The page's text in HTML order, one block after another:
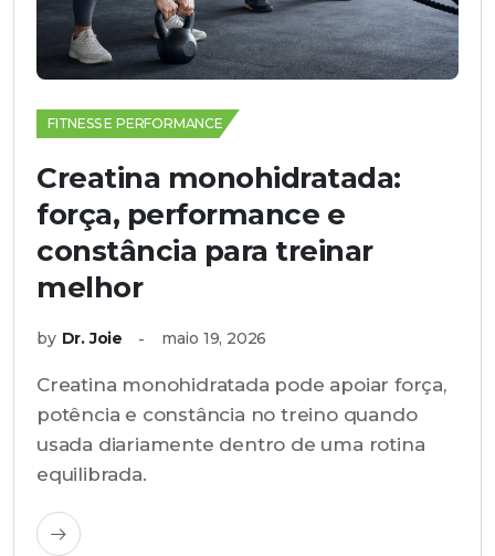
FITNESS E PERFORMANCE
Creatina monohidratada:
força, performance e
constância para treinar
melhor
by Dr. Joie maio 19, 2026
Creatina monohidratada pode apoiar força,
potência e constância no treino quando
usada diariamente dentro de uma rotina
equilibrada.